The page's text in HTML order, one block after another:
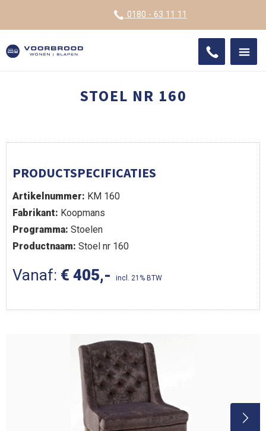
0180 - 63 11 11
STOEL NR 160
PRODUCTSPECIFICATIES
Artikelnummer: KM 160
Fabrikant: Koopmans
Programma: Stoelen
Productnaam: Stoel nr 160
Vanaf: € 405,- incl. 21% BTW